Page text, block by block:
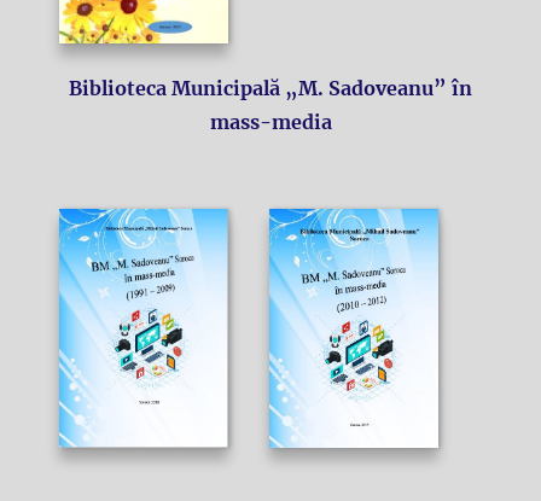
Biblioteca Municipală „M. Sadoveanu” în
mass-media